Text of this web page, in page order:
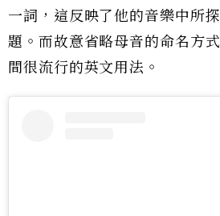
一詞，這反映了他的音樂中所
題。而故意省略母音的命名方
間很流行的英文用法。